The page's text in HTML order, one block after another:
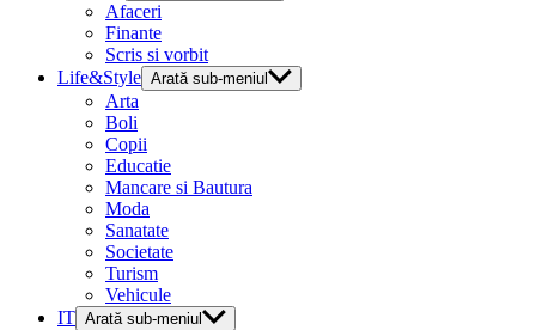
Afaceri
Finante
Scris si vorbit
Life&Style Arată sub-meniul
Arta
Boli
Copii
Educatie
Mancare si Bautura
Moda
Sanatate
Societate
Turism
Vehicule
IT Arată sub-meniul